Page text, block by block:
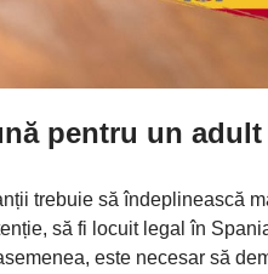
pentru un
trebuie să îndeplinească
să fi locuit legal în
este necesar să